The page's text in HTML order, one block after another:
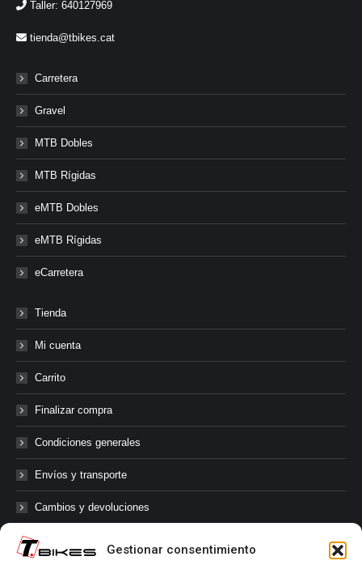
Gestionar consentimiento
Taller: 640127969
tienda@tbikes.cat
Carretera
Gravel
MTB Dobles
MTB Rígidas
eMTB Dobles
eMTB Rígidas
eCarretera
Tienda
Mi cuenta
Carrito
Finalizar compra
Condiciones generales
Envíos y transporte
Cambios y devoluciones